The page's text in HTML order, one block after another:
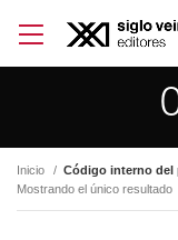
Inicio Código interno del
Mostrando el único resultado